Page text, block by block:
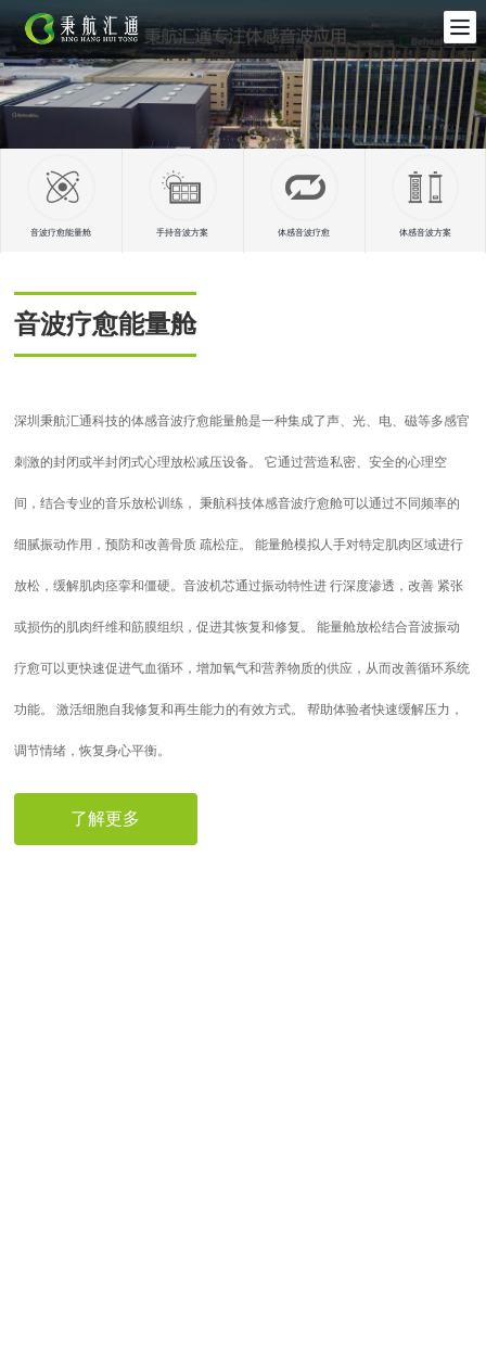
音波疗愈能量舱 手持音波方案 体感音波疗愈 体感音波方案
音波疗愈能量舱
深圳秉航汇通科技的体感音波疗愈能量舱是一种集成了声、光、电、磁等多感官
刺激的封闭或半封闭式心理放松减压设备。 它通过营造私密、安全的心理空
间，结合专业的音乐放松训练， 秉航科技体感音波疗愈舱可以通过不同频率的
细腻振动作用，预防和改善骨质 疏松症。 能量舱模拟人手对特定肌肉区域进行
放松，缓解肌肉痉挛和僵硬。音波机芯通过振动特性进 行深度渗透，改善 紧张
或损伤的肌肉纤维和筋膜组织，促进其恢复和修复。 能量舱放松结合音波振动
疗愈可以更快速促进气血循环，增加氧气和营养物质的供应，从而改善循环系统
功能。 激活细胞自我修复和再生能力的有效方式。 帮助体验者快速缓解压力，
调节情绪，恢复身心平衡。
了解更多